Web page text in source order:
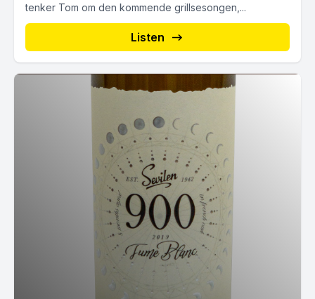
tenker Tom om den kommende grillsesongen,...
Listen